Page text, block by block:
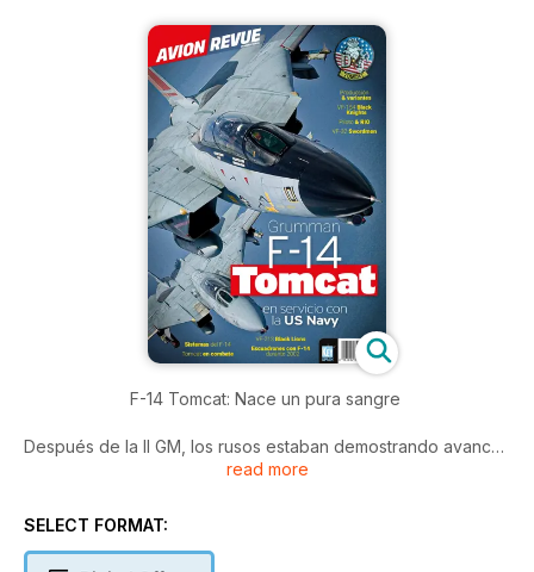
F-14 Tomcat: Nace un pura sangre
Después de la II GM, los rusos estaban demostrando avances
sorprendentes en los sistemas de propulsión y guiado y
Ya desde 1950, la US Navy comenzó a buscar un interceptor
read more
SELECT FORMAT: